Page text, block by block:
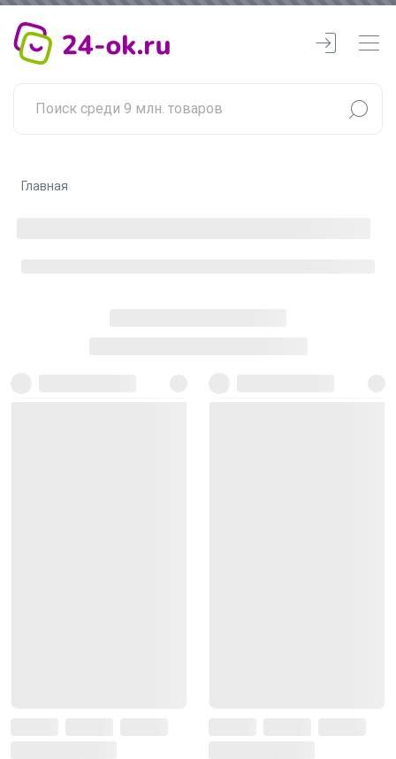
Главная